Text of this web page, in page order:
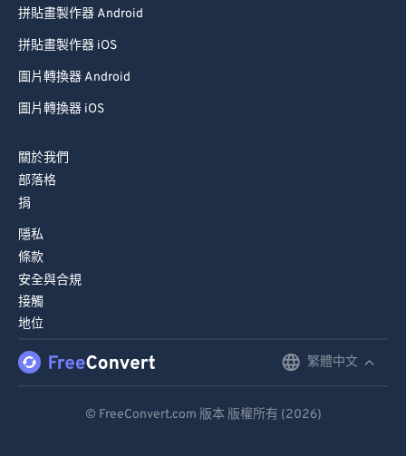
拼貼畫製作器 Android
拼貼畫製作器 iOS
圖片轉換器 Android
圖片轉換器 iOS
關於我們
部落格
捐
隱私
條款
安全與合規
接觸
地位
繁體中文
© FreeConvert.com 版本 版權所有 (2026)